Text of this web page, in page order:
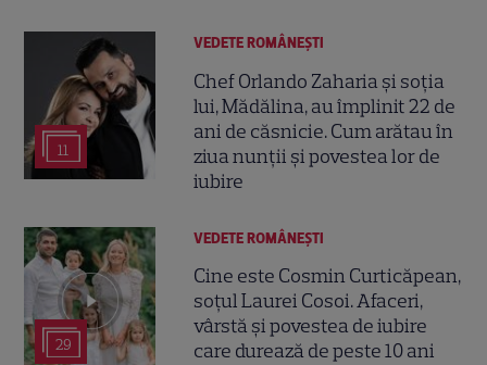
11
VEDETE ROMÂNEŞTI
Chef Orlando Zaharia și soția
lui, Mădălina, au împlinit 22 de
ani de căsnicie. Cum arătau în
ziua nunții și povestea lor de
iubire
29
VEDETE ROMÂNEŞTI
Cine este Cosmin Curticăpean,
soțul Laurei Cosoi. Afaceri,
vârstă și povestea de iubire
care durează de peste 10 ani